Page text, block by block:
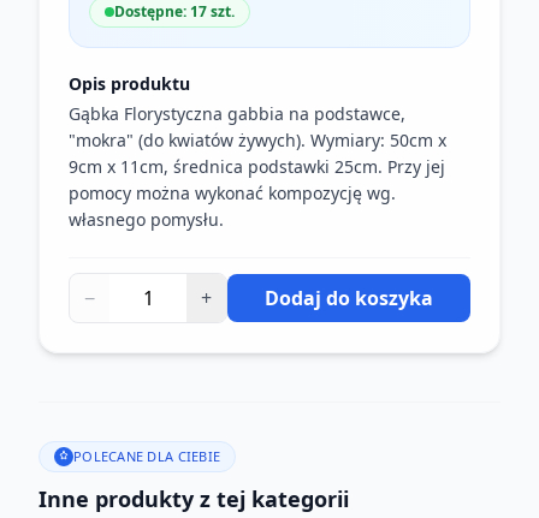
Dostępne: 17 szt.
Opis produktu
Gąbka Florystyczna gabbia na podstawce,
"mokra" (do kwiatów żywych). Wymiary: 50cm x
9cm x 11cm, średnica podstawki 25cm. Przy jej
pomocy można wykonać kompozycję wg.
własnego pomysłu.
− + Dodaj do koszyka
POLECANE DLA CIEBIE
Inne produkty z tej kategorii